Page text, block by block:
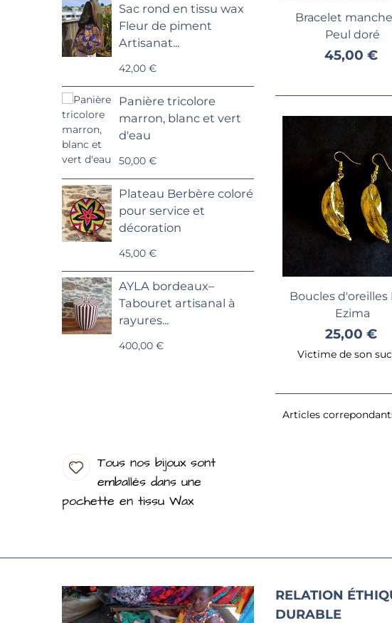
Sac rond en tissu wax
Fleur de piment
Artisanat...
42,00 €
Panière tricolore
marron, blanc et vert
d'eau
50,00 €
Plateau Berbère coloré
pour service et
décoration
45,00 €
AYLA bordeaux–
Tabouret artisanal à
rayures...
400,00 €
cm "la
340,00 €
Burkina-Faso
Boucles
Touareg en
Nwanneka
65,00 €
Grand plaid
ethnique
180,00 €
Tous nos bijoux sont
emballés dans une
pochette en tissu Wax
Ajouter au
Bracelet
Peul doré
45,00 €
Voir
Boucles d'oreilles
Ezima
25,00 €
Victime de son
Articles
RELATION
DURABLE